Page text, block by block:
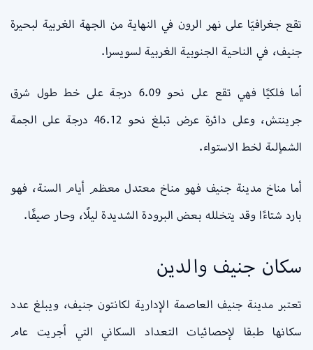
تقع جغرافيَا على نهر الرون في النهاية من الجهة الغربية لبحيرة
جنيف، في الناحية الجنوبية الغربية لسويسرا.
أما فلكيًا فهي تقع على نحو 6.09 درجة على خط طول شرق
جرينتش، وعلى دائرة عرض تبلغ نحو 46.12 درجة على الجمة
الشمإلىة لخط الاستواء.
أما مناخ مدينة جنيف فهو مناخ معتدل معظم أيام السنة، فهو
بارد شتاءًا وقد يتخلله بعض البرودة الشديدة ليلًا، وحار صيفًا.
سكان جنيف والدين
تعتبر مدينة جنيف العاصمة الإدارية لكانتون جنيف، ويبلغ عدد
سكانها طبقا لإحصائيات التعداد السكاني التي أجريت عام